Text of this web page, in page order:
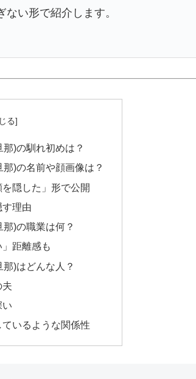
い形で紹介します。
)の馴れ初めは？
)の名前や顔画像は？
隠した」形で公開
理由
)の職業は何？
」距離感も
)はどんな人？
夫
い
ているような関係性